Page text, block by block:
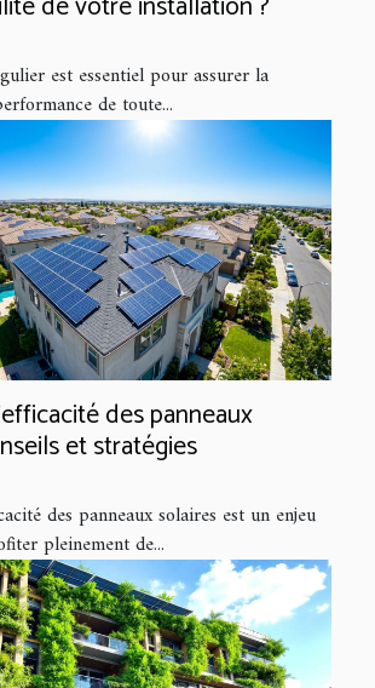
est essentiel pour assurer la
de toute...
des panneaux
et stratégies
des panneaux solaires est un enjeu
pleinement de...